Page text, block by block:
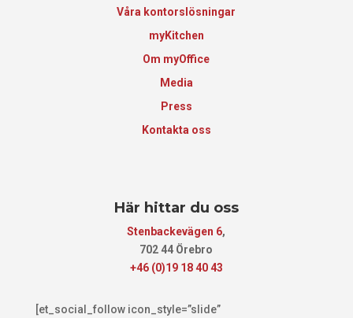
Våra kontorslösningar
myKitchen
Om myOffice
Media
Press
Kontakta oss
Här hittar du oss
Stenbackevägen 6,
702 44 Örebro
+46 (0)19 18 40 43
[et_social_follow icon_style=”slide”